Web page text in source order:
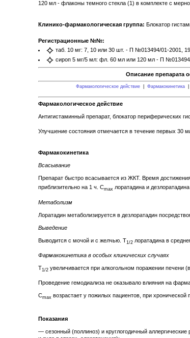
120 мл - флаконы темного стекла (1) в комплекте с
Клинико-фармакологическая группа: Блокатор
Регистрационные №№:
таб. 10 мг: 7, 10 или 30 шт. - П №013494/01-2001,
сироп 5 мг/5 мл: фл. 60 мл или 120 мл - П
Описание препарата
Фармакологическое действие Фармакокинетика
Фармакологическое действие
Антигистаминный препарат, блокатор периферических
Улучшение состояния отмечается в течение первых 30
Фармакокинетика
Всасывание
Препарат быстро всасывается из ЖКТ. Время
приблизительно на 1 ч. Cmax лоратадина и
Метаболизм
Лоратадин метаболизируется в дезлоратадин
Выведение
Выводится с мочой и с желчью. Т1/2 лоратадина в
Фармакокинетика в особых клинических случаях
Т1/2 увеличивается при алкогольном поражении печени
Проведение гемодиализа не оказывало влияния на
Cmax возрастает у пожилых пациентов, при хронической
Показания
— сезонный (поллиноз) и круглогодичный